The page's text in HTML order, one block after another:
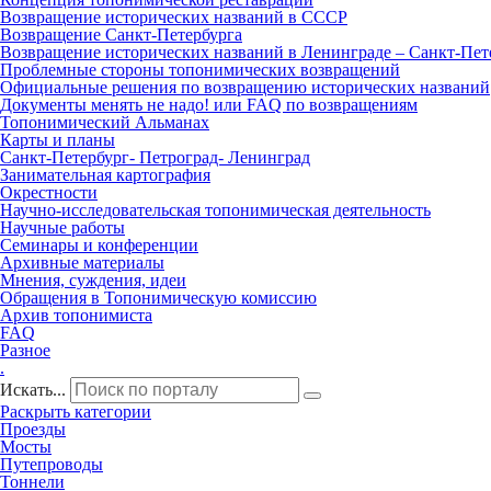
Возвращение исторических названий в СССР
Возвращение Санкт‑Петербурга
Возвращение исторических названий в Ленинграде –
Проблемные стороны топонимических возвращений
Официальные решения по возвращению исторических названий
Документы менять не надо! или FAQ по возвращениям
Топонимический Альманах
Карты и планы
Санкт‑Петербург‑ Петроград‑ Ленинград
Занимательная картография
Окрестности
Научно‑исследовательская топонимическая деятельность
Научные работы
Семинары и конференции
Архивные материалы
Мнения, суждения, идеи
Обращения в Топонимическую комиссию
Архив топонимиста
FAQ
Разное
.
Искать...
Раскрыть категории
Проезды
Мосты
Путепроводы
Тоннели